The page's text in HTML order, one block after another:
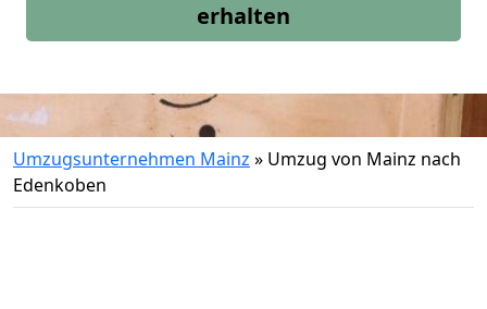
erhalten
Umzugsunternehmen Mainz » Umzug von Mainz nach
Edenkoben